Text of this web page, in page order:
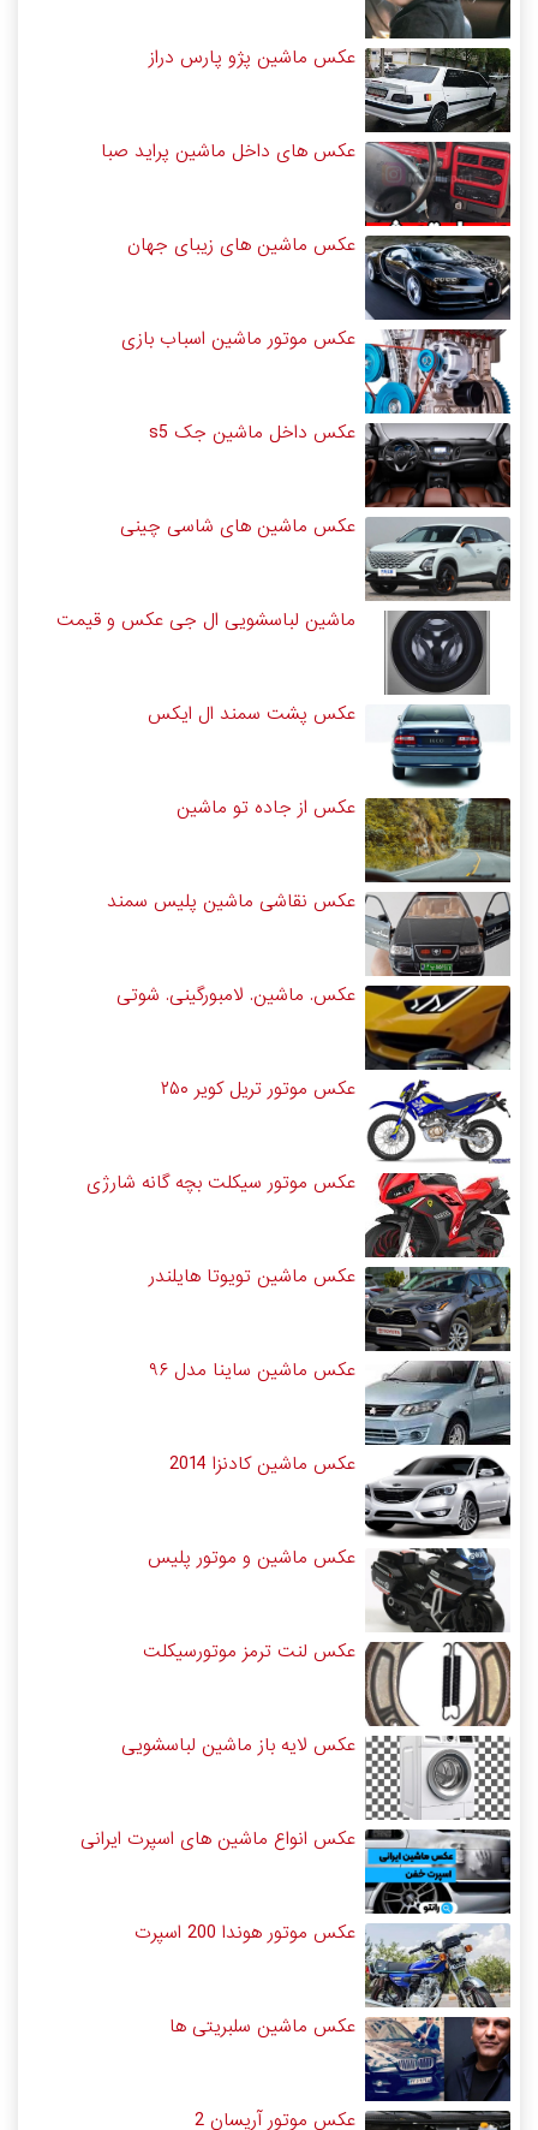
عکس ماشین پژو پارس دراز
عکس های داخل ماشین پراید صبا
عکس ماشین های زیبای جهان
عکس موتور ماشین اسباب بازی
عکس داخل ماشین جک s5
عکس ماشین های شاسی چینی
ماشین لباسشویی ال جی عکس و قیمت
عکس پشت سمند ال ایکس
عکس از جاده تو ماشین
عکس نقاشی ماشین پلیس سمند
عکس. ماشین. لامبورگینی. شوتی
عکس موتور تریل کویر ۲۵۰
عکس موتور سیکلت بچه گانه شارژی
عکس ماشین تویوتا هایلندر
عکس ماشین ساینا مدل ۹۶
عکس ماشین کادنزا 2014
عکس ماشین و موتور پلیس
عکس لنت ترمز موتورسیکلت
عکس لایه باز ماشین لباسشویی
عکس انواع ماشین های اسپرت ایرانی
عکس موتور هوندا 200 اسپرت
عکس ماشین سلبریتی ها
عکس موتور آریسان 2